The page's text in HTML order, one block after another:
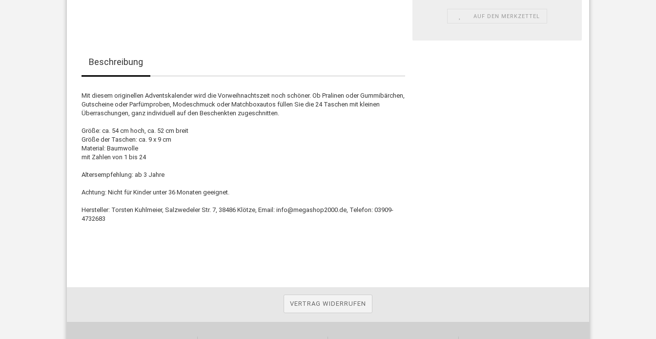
AUF DEN MERKZETTEL
Beschreibung
Mit diesem originellen Adventskalender wird die Vorweihnachtszeit noch schöner. Ob Pralinen oder Gummibärchen,
Gutscheine oder Parfümproben, Modeschmuck oder Matchboxautos füllen Sie die 24 Taschen mit kleinen
Überraschungen, ganz individuell auf den Beschenkten zugeschnitten.
Größe: ca. 54 cm hoch, ca. 52 cm breit
Größe der Taschen: ca. 9 x 9 cm
Material: Baumwolle
mit Zahlen von 1 bis 24
Altersempfehlung: ab 3 Jahre
Achtung: Nicht für Kinder unter 36 Monaten geeignet.
Hersteller: Torsten Kuhlmeier, Salzwedeler Str. 7, 38486 Klötze, Email: info@megashop2000.de, Telefon: 03909-
4732683
VERTRAG WIDERRUFEN